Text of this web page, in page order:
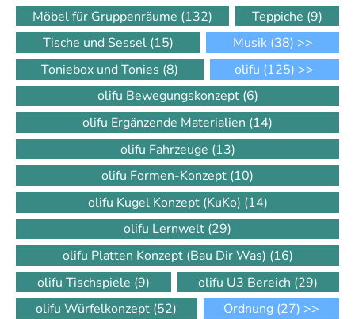
Möbel für Gruppenräume (132) Teppiche (9)
Tische und Sessel (15) Musik (38) >>
Toniebox und Tonies (8) olifu (125) >>
olifu Bewegungskonzept (6)
olifu Ergänzende Materialien (14)
olifu Fahrzeuge (13)
olifu Formen-Konzept (10)
olifu Kugel Konzept (KuKo) (14)
olifu Lernwelt (29)
olifu Platten Konzept (Bau Dir Was) (16)
olifu Tischspiele (9) olifu U3 Bereich (29)
olifu Würfelkonzept (52) Ordnung (27) >>